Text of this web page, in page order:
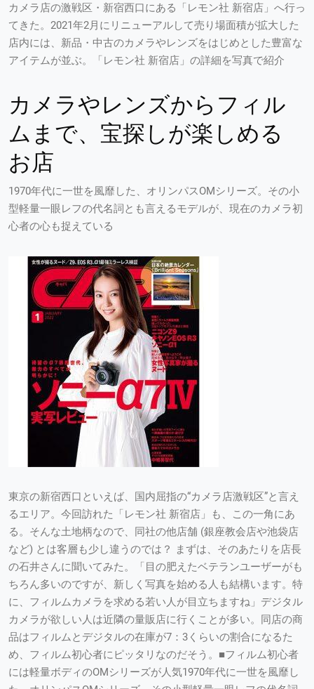
カメラ店の激戦区・新宿西口にある「レモン社 新宿店」へ行っ
てきた。2021年2月にリニューアルして売り場面積が拡大した
店内には、新品・中古のカメラやレンズをはじめとした豊富な
アイテムが並ぶ。「レモン社 新宿店」の詳細を写真で紹介
カメラやレンズからフィル
ムまで、宝探しが楽しめる
お店
1970年代に一世を風靡した、オリンパスOMシリーズ。その小
型軽量一眼レフの代名詞とも言えるモデルが、現在のカメラ初
心者の心も捉えている
東京の新宿西口といえば、国内屈指の“カメラ店激戦区”と言え
るエリア。今回訪れた「レモン社 新宿店」も、この一角にあ
る。そんな土地柄なので、同社の他店舗 (銀座教会店や池袋店
など) とは客層も少し違うのでは？ まずは、そのあたりを店長
の石井さんに聞いてみた。「目の肥えたベテランユーザーがも
ちろん多いのですが、新しく写真を始める人も結構います。特
に、フィルムカメラを求める若い人が目立ちますね」デジタル
カメラが欲しい人は近隣の量販店に行くことが多い。同店の商
品はフィルムとデジタルの在庫が7：3くらいの割合になるた
め、フィルム初心者にピッタリなのだそう。■フィルム初心者
には軽量ボディのOMシリーズが人気1970年代に一世を風靡し